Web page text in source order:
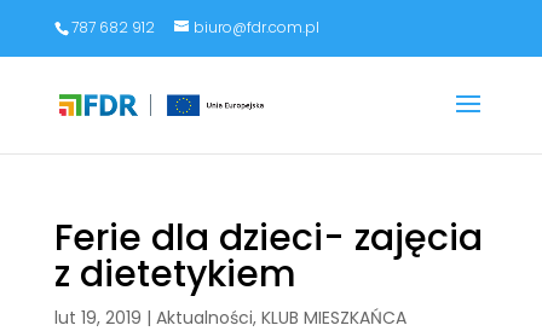
787 682 912 biuro@fdr.com.pl
Ferie dla dzieci- zajęcia
z dietetykiem
lut 19, 2019 | Aktualności, KLUB MIESZKAŃCA